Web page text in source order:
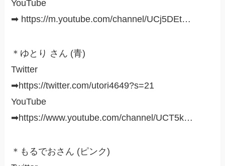
YouTube
➡︎ https://m.youtube.com/channel/UCj5DEt…
＊ゆとり さん (青)
Twitter
➡︎https://twitter.com/utori4649?s=21
YouTube
➡︎https://www.youtube.com/channel/UCT5k…
＊もるでおさん (ピンク)